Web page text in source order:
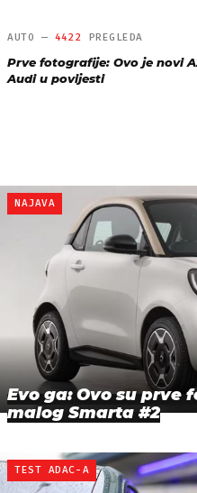
AUTO — 4422 PREGLEDA
Prve fotografije: Ovo je novi
Audi u povijesti
NAJAVA
Evo ga: Ovo su prve
malog Smarta #2
TEST ADAC-A